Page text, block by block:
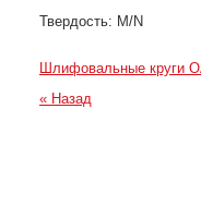
Твердость: M/N
Шлифовальные круги
« Назад